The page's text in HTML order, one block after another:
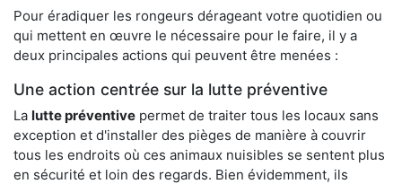
Pour éradiquer les rongeurs dérageant votre quotidien ou
qui mettent en œuvre le nécessaire pour le faire, il y a
deux principales actions qui peuvent être menées :
Une action centrée sur la lutte préventive
La lutte préventive permet de traiter tous les locaux sans
exception et d'installer des pièges de manière à couvrir
tous les endroits où ces animaux nuisibles se sentent plus
en sécurité et loin des regards. Bien évidemment, ils